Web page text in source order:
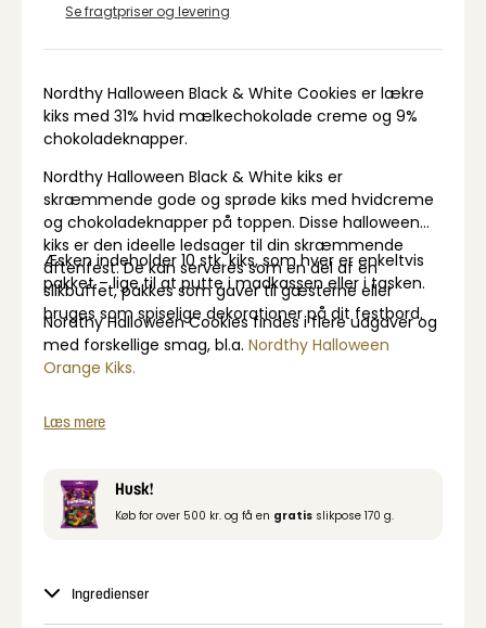
Se fragtpriser og levering
Nordthy Halloween Black & White Cookies er lækre
kiks med 31% hvid mælkechokolade creme og 9%
chokoladeknapper.
Nordthy Halloween Black & White kiks er
skræmmende gode og sprøde kiks med hvidcreme
og chokoladeknapper på toppen. Disse halloween
kiks er den ideelle ledsager til din skræmmende
aftenfest. De kan serveres som en del af en
slikbuffet, pakkes som gaver til gæsterne eller
bruges som spiselige dekorationer på dit festbord.
Æsken indeholder 10 stk. kiks, som hver er enkeltvis
pakket – lige til at putte i madkassen eller i tasken.
Nordthy Halloween Cookies findes i flere udgaver og
med forskellige smag, bl.a.Nordthy Halloween
Orange Kiks.
Læs mere
Husk!
Køb for over 500 kr. og få en gratis slikpose 170 g.
Ingredienser